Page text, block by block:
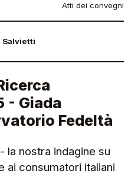
Atti dei convegni
Salvietti
- Giada
Fedeltà
la nostra indagine su
ai consumatori italiani